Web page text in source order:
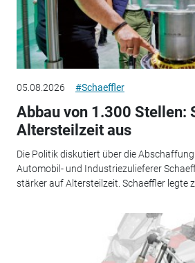
05.08.2026 #Schaeffler
Abbau von 1.300 Stellen:
Altersteilzeit aus
Die Politik diskutiert über die
Automobil- und Industriezulieferer
stärker auf Altersteilzeit. Schaeffler legte